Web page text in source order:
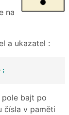
na
a ukazatel :
;
bajt po
čísla v paměti